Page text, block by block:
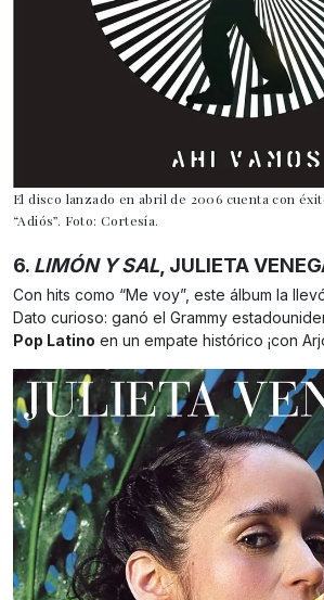
El disco lanzado en abril de 2006 cuenta con
“Adiós”. Foto: Cortesía.
6. LIMÓN Y SAL , JULIETA
Con hits como “Me voy”, este álbum la
Dato curioso: ganó el Grammy
Pop Latino en un empate histórico ¡con